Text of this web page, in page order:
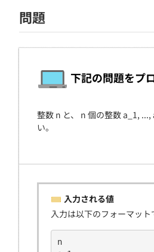
問題
下記の問題をプ
整数 n と、 n 個の整数 a_1,
い。
入力される値
入力は以下のフォーマット
n